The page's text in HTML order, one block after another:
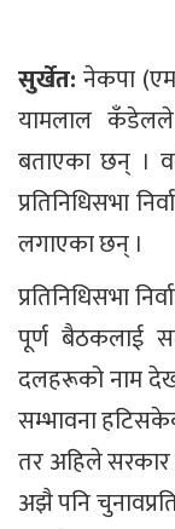
सुर्खेत:नेकपा
यामलाल
बताएका छन् ।
प्रतिनिधिसभा
लगाएका छन् ।
प्रतिनिधिसभा
पूर्ण बैठकलाई
दलहरूको नाम
सम्भावना
तर अहिले
अझै पनि